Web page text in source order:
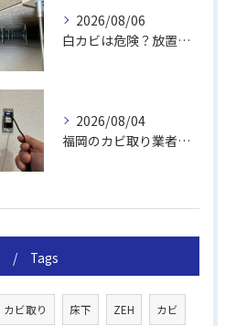
2026/08/06
白カビは危険？放置のリスクと取り方
2026/08/04
福岡のカビ取り業者おすすめの選び方と費用
Tags
カビ取り 床下 ZEH カビ